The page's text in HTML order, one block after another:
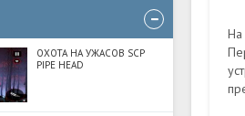
ОХОТА НА УЖАСОВ SCP
PIPE HEAD
На